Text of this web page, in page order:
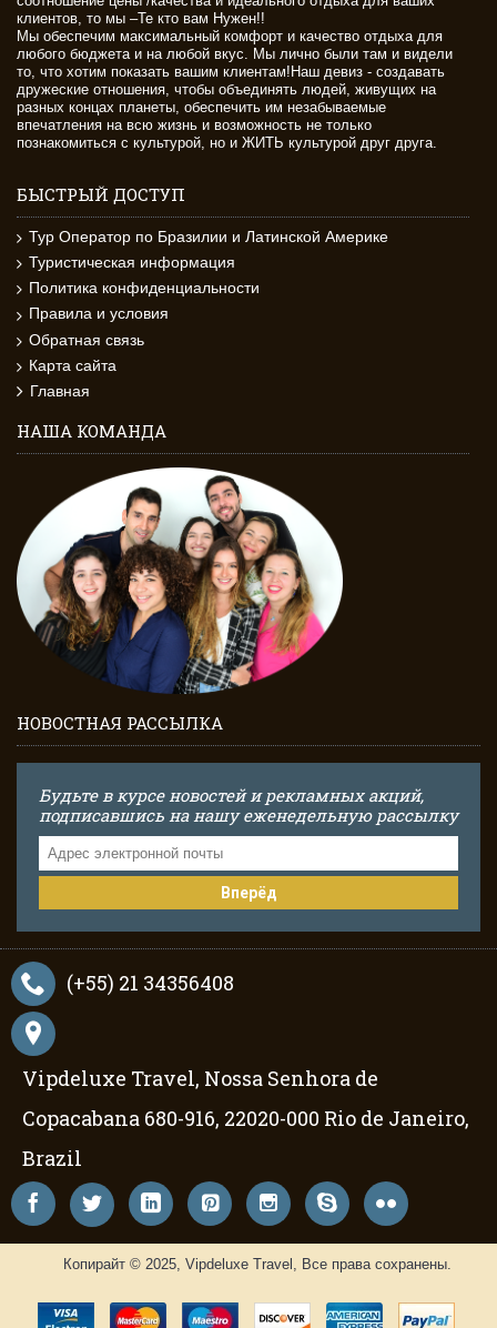
клиентов, то мы –Те кто вам Нужен!!
Мы обеспечим максимальный комфорт и качество отдыха для
любого бюджета и на любой вкус. Мы лично были там и видели
то, что хотим показать вашим клиентам!Наш девиз - создавать
дружеские отношения, чтобы объединять людей, живущих на
разных концах планеты, обеспечить им незабываемые
впечатления на всю жизнь и возможность не только
познакомиться с культурой, но и ЖИТЬ культурой друг друга.
БЫСТРЫЙ ДОСТУП
Тур Оператор по Бразилии и Латинской Америке
Туристическая информация
Политика конфиденциальности
Правила и условия
Обратная связь
Карта сайта
Главная
НАША КОМАНДА
НОВОСТНАЯ РАССЫЛКА
Будьте в курсе новостей и рекламных акций,
подписавшись на нашу еженедельную рассылку
Вперёд
(+55) 21 34356408
Vipdeluxe Travel, Nossa Senhora de
Copacabana 680-916, 22020-000 Rio de Janeiro,
Brazil
Копирайт © 2025, Vipdeluxe Travel, Все права сохранены.